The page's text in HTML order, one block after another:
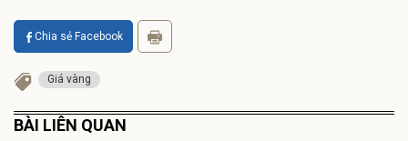
Chia sẻ Facebook
Giá vàng
BÀI LIÊN QUAN